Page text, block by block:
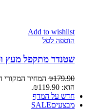
Add to wishlist
הוספה לסל
שטנדר מתקפל מעץ
₪179.90 המחיר המקורי היה:
הוא: ₪119.90.
חדש על המדף
מבצעיםSALE